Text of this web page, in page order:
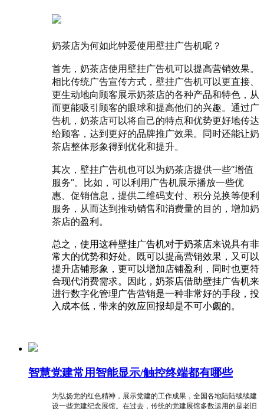
奶茶店为何如此钟爱使用壁挂广告机呢？
首先，奶茶店使用壁挂广告机可以提高营销效果。
相比传统广告宣传方式，壁挂广告机可以更直接、
更生动地向顾客展示奶茶店的各种产品和特色，从
而更能吸引顾客的眼球和提高他们的兴趣。通过广
告机，奶茶店可以将自己的特点和优势更好地传达
给顾客，达到更好的品牌推广效果。同时还能让奶
茶店整体形象得到优化和提升。
其次，壁挂广告机也可以为奶茶店提供一些“增值
服务”。比如，可以利用广告机展示播放一些优
惠、促销信息，提供二维码支付、积分兑换等便利
服务，从而达到推动销售和消费量的目的，增加奶
茶店的盈利。
总之，使用这种壁挂广告机对于奶茶店来说具有非
常大的优势和好处。既可以提高营销效果，又可以
提升店铺形象，更可以增加店铺盈利，同时也更符
合现代消费需求。因此，奶茶店借助壁挂广告机来
进行数字化管理广告营销是一种非常好的手段，投
入成本低，带来的效应回报却是不可小觑的。
智慧党建常用智能显示/触控终端都有哪些
为弘扬党的红色精神，展示党建的工作成果，全国各地陆陆续续建
设一些党建纪念展馆。在过去，传统的党建展馆多数运用的是老旧